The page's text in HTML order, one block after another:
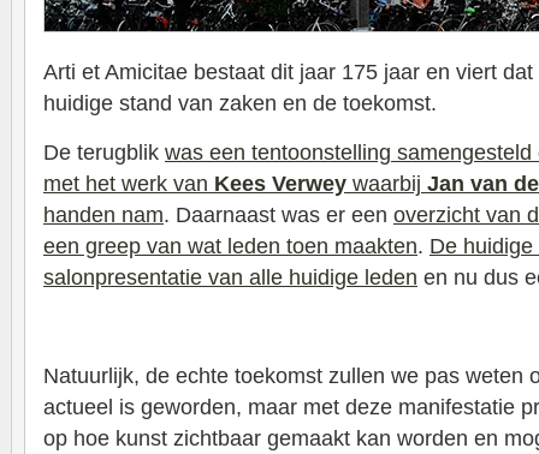
Arti et Amicitae bestaat dit jaar 175 jaar en viert
huidige stand van zaken en de toekomst.
De terugblik was een tentoonstelling
met het werk van Kees Verwey waarbij Jan van
handen nam. Daarnaast was er een overzicht van
een greep van wat leden toen maakten. De
salonpresentatie van alle huidige leden en nu dus
Natuurlijk, de echte toekomst zullen we pas weten
actueel is geworden, maar met deze manifestatie
op hoe kunst zichtbaar gemaakt kan worden en